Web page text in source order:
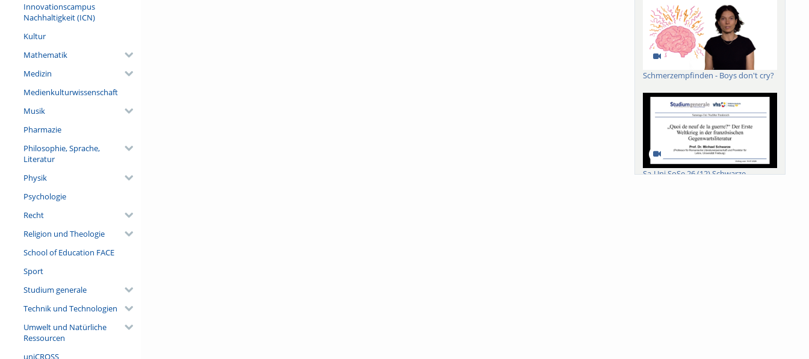
Innovationscampus
Nachhaltigkeit (ICN)
Kultur
Mathematik
Medizin
Medienkulturwissenschaft
Musik
Pharmazie
Philosophie, Sprache,
Literatur
Physik
Psychologie
Recht
Religion und Theologie
School of Education FACE
Sport
Studium generale
Technik und Technologien
Umwelt und Natürliche
Ressourcen
uniCROSS
Schmerzempfinden - Boys don't cry?
Sa-Uni SoSe 26 (12) Schwarze